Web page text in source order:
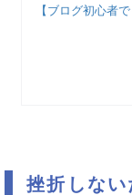
【ブログ初心者
挫折しな